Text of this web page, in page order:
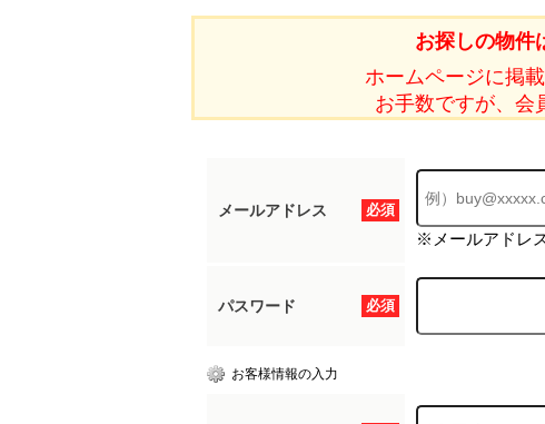
お探しの物件
ホームページに掲
お手数ですが、会
必須
メールアドレス
※メールアドレ
必須
パスワード
お客様情報の入力